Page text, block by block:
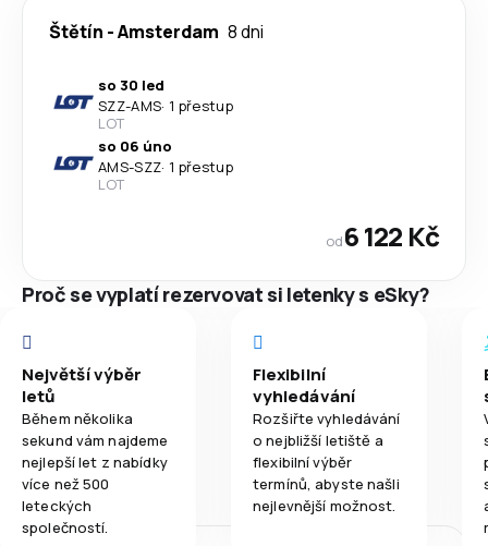
Štětín -Amsterdam 8 dni
so 30 led
SZZ-AMS· 1 přestup
LOT
so 06 úno
AMS-SZZ· 1 přestup
LOT
od6 122 Kč
Proč se vyplatí rezervovat si letenky s eSky?
Největší výběr
letů
Během několika
sekund vám najdeme
nejlepší let z nabídky
více než 500
leteckých
společností.
Flexibilní
vyhledávání
Rozšiřte vyhledávání
o nejbližší letiště a
flexibilní výběr
termínů, abyste našli
nejlevnější možnost.